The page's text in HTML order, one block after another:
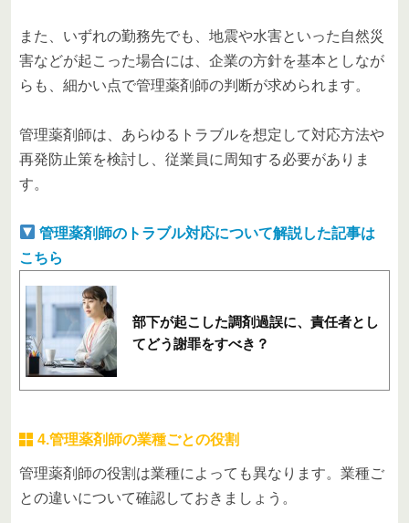
また、いずれの勤務先でも、地震や水害といった自然災
害などが起こった場合には、企業の方針を基本としなが
らも、細かい点で管理薬剤師の判断が求められます。
管理薬剤師は、あらゆるトラブルを想定して対応方法や
再発防止策を検討し、従業員に周知する必要がありま
す。
管理薬剤師のトラブル対応について解説した記事は
こちら
部下が起こした調剤過誤に、責任者とし
てどう謝罪をすべき？
4.管理薬剤師の業種ごとの役割
管理薬剤師の役割は業種によっても異なります。業種ご
との違いについて確認しておきましょう。